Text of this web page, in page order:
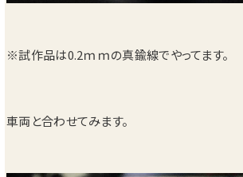
※試作品は0.2ｍｍの真鍮線でやってます。
車両と合わせてみます。